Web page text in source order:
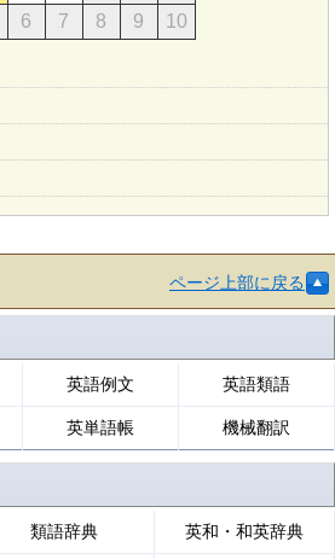
6 7 8 9 10
ページ上部に戻る
英語例文 英語類語
英単語帳 機械翻訳
類語辞典 英和・和英辞典